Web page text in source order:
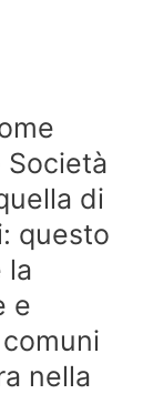
di
questo
la
e
nella